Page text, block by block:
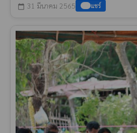
calendar_today 31 มีนาคม 2565 แชร์